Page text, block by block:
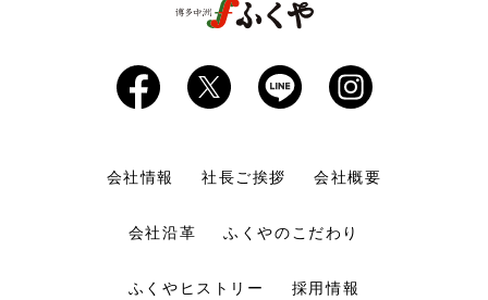
会社情報 社長ご挨拶 会社概要
会社沿革 ふくやのこだわり
ふくやヒストリー 採用情報